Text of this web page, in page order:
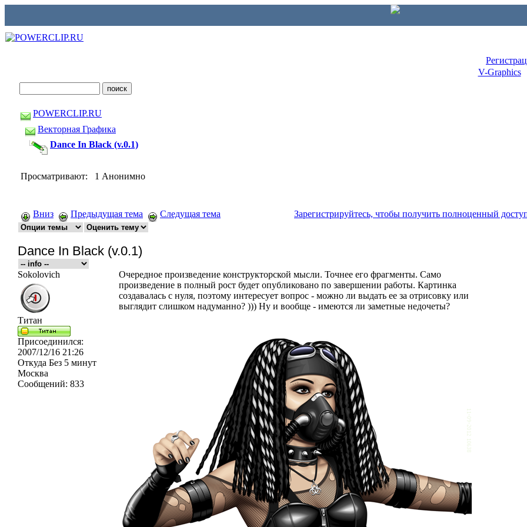
V-Graphics
POWERCLIP.RU
Векторная Графика
Dance In Black (v.0.1)
Просматривают: 1 Анонимно
Вниз Предыдущая тема Следущая тема Зарегистрируйтесь, чтобы получить полноценный
Dance In Black (v.0.1)
Sokolovich
Титан
Присоединился:
2007/12/16 21:26
Откуда Без 5 минут
Москва
Сообщений: 833
Очередное произведение конструкторской мысли. Точнее его фрагменты. Само
произведение в полный рост будет опубликовано по завершении работы. Картинка
создавалась с нуля, поэтому интересует вопрос - можно ли выдать ее за отрисовку или
выглядит слишком надуманно? ))) Ну и вообще - имеются ли заметные недочеты?